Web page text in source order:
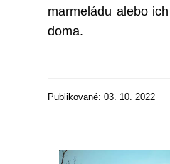
marmeládu alebo
doma.
Publikované: 03. 10. 2022